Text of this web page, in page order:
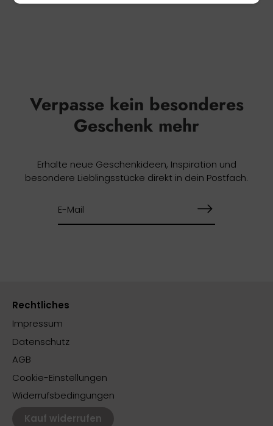
Verpasse kein besonderes
Geschenk mehr
Erhalte neue Geschenkideen, Inspiration und
besondere Lieblingsstücke direkt in dein Postfach.
Rechtliches
Impressum
Datenschutz
AGB
Cookie-Einstellungen
Widerrufsbedingungen
Kauf widerrufen